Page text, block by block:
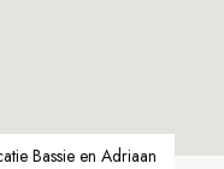
Bassie en Adriaan